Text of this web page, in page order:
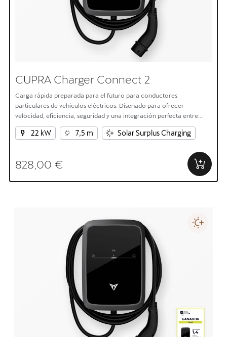
CUPRA Charger Connect 2
Carga rápida preparada para el futuro para conductores
particulares de vehículos eléctricos. Diseñado para ofrecer
velocidad, eficiencia, seguridad y una integración perfecta entre
hogar y vehículo eléctrico.
22 kW 7,5 m Solar Surplus Charging
828,00 €